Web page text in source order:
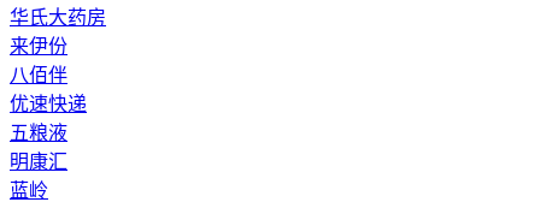
华氏大药房
来伊份
八佰伴
优速快递
五粮液
明康汇
蓝岭